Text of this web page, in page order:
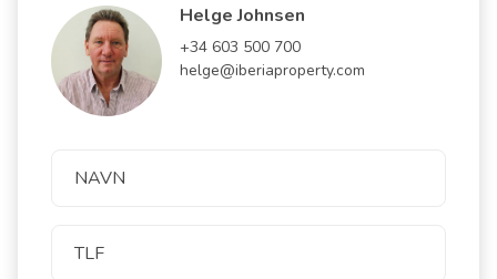
Helge Johnsen
+34 603 500 700
helge@iberiaproperty.com